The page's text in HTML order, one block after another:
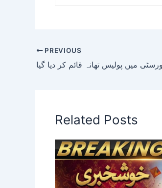
PREVIOUS
Related Posts